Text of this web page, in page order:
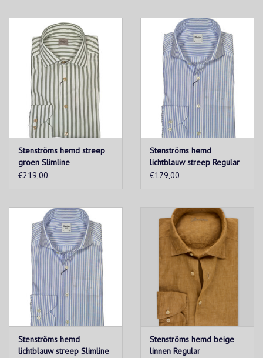
Stenströms hemd streep
groen Slimline
€219,00
Stenströms hemd
lichtblauw streep Regular
€179,00
Stenströms hemd
lichtblauw streep Slimline
Stenströms hemd beige
linnen Regular